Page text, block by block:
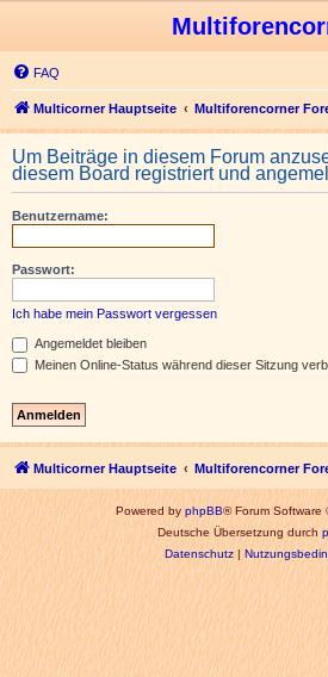
FAQ
Multicorner Hauptseite Multiforencorner
Um Beiträge in diesem Forum
diesem Board registriert und
Benutzername:
Passwort:
Ich habe mein Passwort vergessen
Angemeldet bleiben
Meinen Online-Status während dieser Sitzung
Multicorner Hauptseite Multiforencorner
Powered byphpBB® Forum Software
Deutsche Übersetzung durch
Datenschutz|